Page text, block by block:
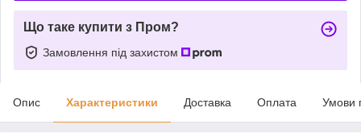
Що таке купити з Пром?
Замовлення під захистом
Опис Характеристики Доставка Оплата Умови